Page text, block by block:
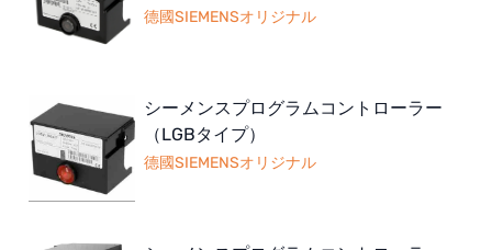
德國SIEMENSオリジナル
シーメンスプログラムコントローラー
（LGBタイプ）
德國SIEMENSオリジナル